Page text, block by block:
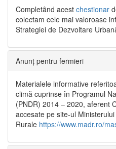
Completând acest chestionar
colectam cele mai valoroase
Strategiei de Dezvoltare
Anunț pentru fermieri
Materialele informative
climă cuprinse în Programul
(PNDR) 2014 – 2020, aferent
accesate pe site-ul
Rurale https://www.madr.ro/